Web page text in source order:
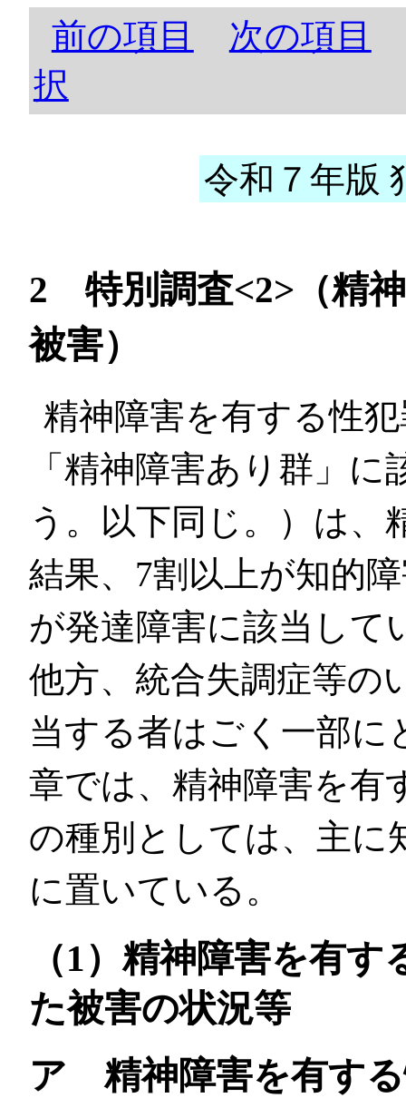
前の項目
次の項目
択
令和７年版
2 特別調査<2>（精
被害）
精神障害を有する性
「精神障害あり群」
う。以下同じ。）は、
結果、7割以上が知的
が発達障害に該当して
他方、統合失調症等の
当する者はごく一部
章では、精神障害を有
の種別としては、主に
に置いている。
（1）精神障害を有
た被害の状況等
ア 精神障害を有す